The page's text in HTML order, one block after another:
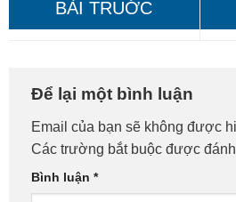
Là Có Mặt!
Để lại một bình luận
Email của bạn sẽ không được
Các trường bắt buộc được
Bình luận *